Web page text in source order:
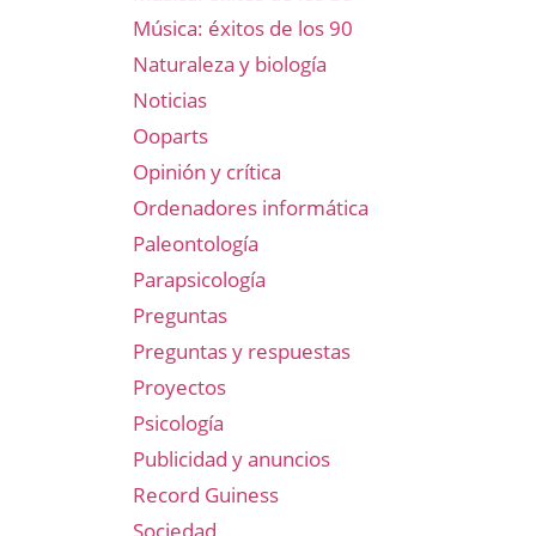
Música: éxitos de los 90
Naturaleza y biología
Noticias
Ooparts
Opinión y crítica
Ordenadores informática
Paleontología
Parapsicología
Preguntas
Preguntas y respuestas
Proyectos
Psicología
Publicidad y anuncios
Record Guiness